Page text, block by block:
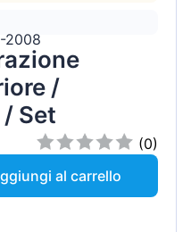
2008
/
Set
(0)
al carrello